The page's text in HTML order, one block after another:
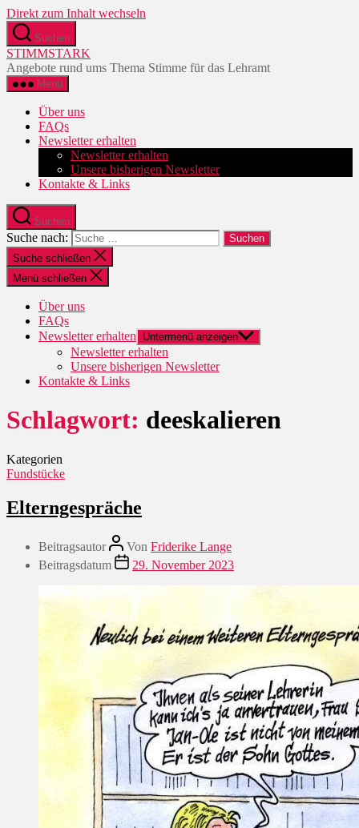
Direkt zum Inhalt wechseln
Suchen
STIMMSTARK
Angebote rund ums Thema Stimme für das Lehramt
Menü
Über uns
FAQs
Newsletter erhalten
Newsletter erhalten
Unsere bisherigen Newsletter
Kontakte & Links
Suchen
Suche nach:
Suche schließen
Menü schließen
Über uns
FAQs
Newsletter erhalten
Untermenü anzeigen
Newsletter erhalten
Unsere bisherigen Newsletter
Kontakte & Links
Schlagwort: deeskalieren
Kategorien
Fundstücke
Elterngespräche
Beitragsautor Von Friderike Lange
Beitragsdatum
29. November 2023